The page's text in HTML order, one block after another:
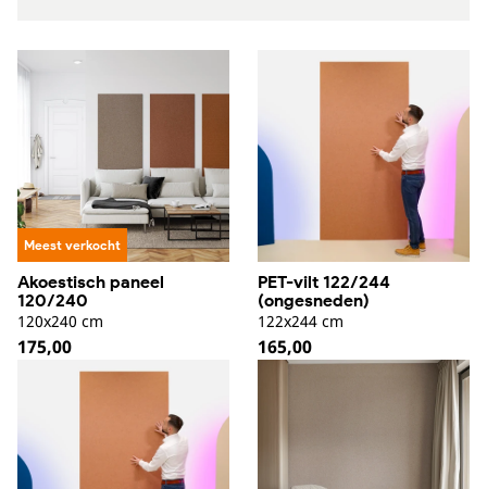
Meest verkocht
Akoestisch paneel
120/240
120x240 cm
Normale
175,00
PET-vilt 122/244
(ongesneden)
122x244 cm
Normale
165,00